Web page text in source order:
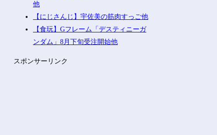
他
【にじさんじ】宇佐美の筋肉すっご他
【食玩】Gフレーム「デスティニーガ
ンダム」8月下旬受注開始他
スポンサーリンク